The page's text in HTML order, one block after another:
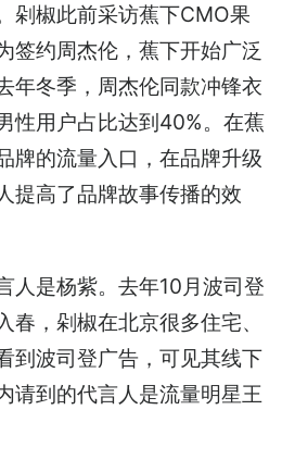
剁椒此前采访蕉下CMO果
签约周杰伦，蕉下开始广泛
年冬季，周杰伦同款冲锋衣
性用户占比达到40%。在蕉
牌的流量入口，在品牌升级
提高了品牌故事传播的效
人是杨紫。去年10月波司登
春，剁椒在北京很多住宅、
到波司登广告，可见其线下
请到的代言人是流量明星王